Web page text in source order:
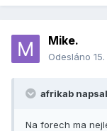
Mike.
Odesláno
afrikab
Na forech ma